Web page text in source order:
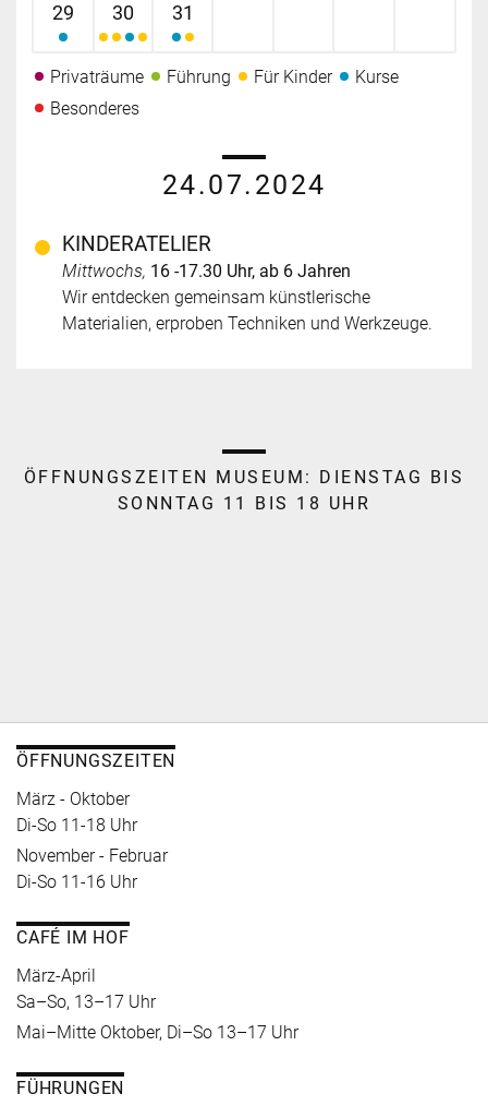
29 30 31
Privaträume Führung Für Kinder
Kurse
Besonderes
24.07.2024
KINDERATELIER
Mittwochs, 16 -17.30 Uhr, ab 6 Jahren
Wir entdecken gemeinsam künstlerische
Materialien, erproben Techniken und Werkzeuge.
ÖFFNUNGSZEITEN MUSEUM: DIENSTAG BIS
SONNTAG 11 BIS 18 UHR
ÖFFNUNGSZEITEN
März - Oktober
Di-So 11-18 Uhr
November - Februar
Di-So 11-16 Uhr
CAFÉ IM HOF
März-April
Sa–So, 13–17 Uhr
Mai–Mitte Oktober, Di–So 13–17 Uhr
FÜHRUNGEN